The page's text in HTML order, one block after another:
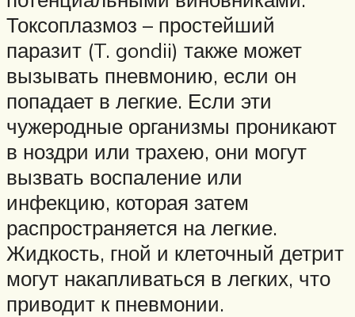
Токсоплазмоз – простейший
паразит (T. gondii) также может
вызывать пневмонию, если он
попадает в легкие. Если эти
чужеродные организмы проникают
в ноздри или трахею, они могут
вызвать воспаление или
инфекцию, которая затем
распространяется на легкие.
Жидкость, гной и клеточный детрит
могут накапливаться в легких, что
приводит к пневмонии.